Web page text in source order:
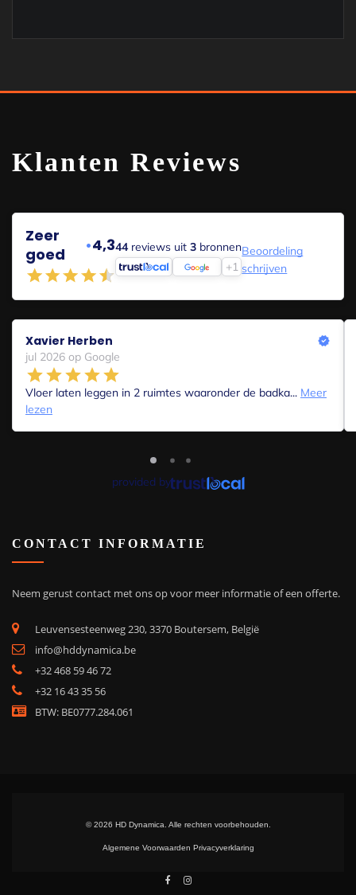
Klanten Reviews
Zeer
goed
•4,344reviews uit3 bronnen
+1
Beoordeling
schrijven
Xavier Herben
jul 2026 op Google
Vloer laten leggen in 2 ruimtes waaronder de badka... Meer
lezen
provided by
CONTACT INFORMATIE
Neem gerust contact met ons op voor meer informatie of een offerte.
Leuvensesteenweg 230, 3370 Boutersem, België
info@hddynamica.be
+32 468 59 46 72
+32 16 43 35 56
BTW: BE0777.284.061
© 2026 HD Dynamica. Alle rechten voorbehouden.
Algemene Voorwaarden Privacyverklaring